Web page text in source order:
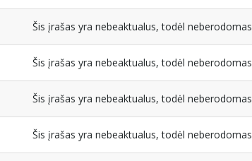
Šis įrašas yra nebeaktualus, todėl neberodomas
Šis įrašas yra nebeaktualus, todėl neberodomas
Šis įrašas yra nebeaktualus, todėl neberodomas
Šis įrašas yra nebeaktualus, todėl neberodomas